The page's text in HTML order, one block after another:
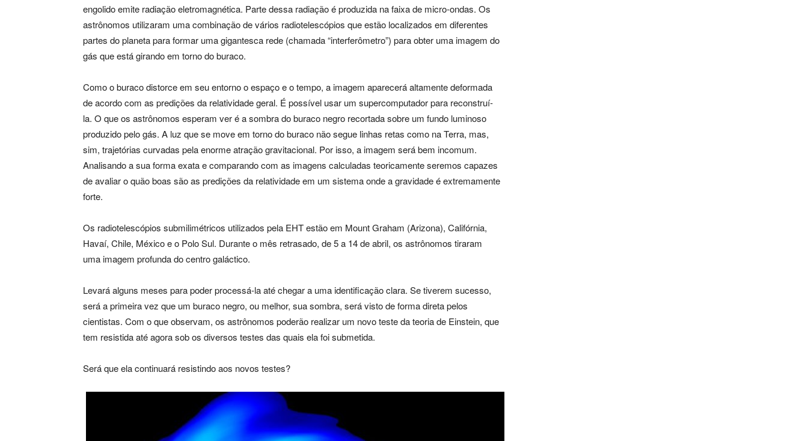
engolido emite radiação eletromagnética. Parte dessa radiação é produzida na faixa de micro-ondas. Os
astrônomos utilizaram uma combinação de vários radiotelescópios que estão localizados em diferentes
partes do planeta para formar uma gigantesca rede (chamada “interferômetro”) para obter uma imagem do
gás que está girando em torno do buraco.
Como o buraco distorce em seu entorno o espaço e o tempo, a imagem aparecerá altamente deformada
de acordo com as predições da relatividade geral. É possível usar um supercomputador para reconstruí-
la. O que os astrônomos esperam ver é a sombra do buraco negro recortada sobre um fundo luminoso
produzido pelo gás. A luz que se move em torno do buraco não segue linhas retas como na Terra, mas,
sim, trajetórias curvadas pela enorme atração gravitacional. Por isso, a imagem será bem incomum.
Analisando a sua forma exata e comparando com as imagens calculadas teoricamente seremos capazes
de avaliar o quão boas são as predições da relatividade em um sistema onde a gravidade é extremamente
forte.
Os radiotelescópios submilimétricos utilizados pela EHT estão em Mount Graham (Arizona), Califórnia,
Havaí, Chile, México e o Polo Sul. Durante o mês retrasado, de 5 a 14 de abril, os astrônomos tiraram
uma imagem profunda do centro galáctico.
Levará alguns meses para poder processá-la até chegar a uma identificação clara. Se tiverem sucesso,
será a primeira vez que um buraco negro, ou melhor, sua sombra, será visto de forma direta pelos
cientistas. Com o que observam, os astrônomos poderão realizar um novo teste da teoria de Einstein, que
tem resistida até agora sob os diversos testes das quais ela foi submetida.
Será que ela continuará resistindo aos novos testes?